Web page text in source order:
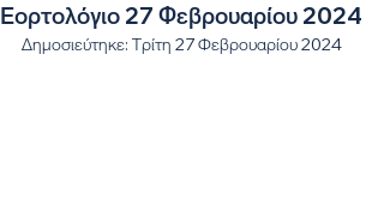
Εορτολόγιο 27 Φεβρουαρίου 2024
Δημοσιεύτηκε: Τρίτη 27 Φεβρουαρίου 2024